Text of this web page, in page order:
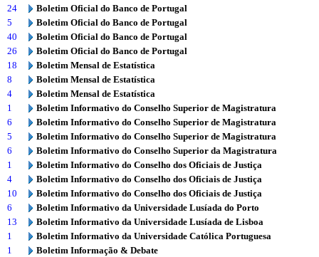
24
Boletim Oficial do Banco de Portugal
5
Boletim Oficial do Banco de Portugal
40
Boletim Oficial do Banco de Portugal
26
Boletim Oficial do Banco de Portugal
18
Boletim Mensal de Estatística
8
Boletim Mensal de Estatística
4
Boletim Mensal de Estatística
1
Boletim Informativo do Conselho Superior de Magistratura
6
Boletim Informativo do Conselho Superior de Magistratura
5
Boletim Informativo do Conselho Superior de Magistratura
6
Boletim Informativo do Conselho Superior da Magistratura
1
Boletim Informativo do Conselho dos Oficiais de Justiça
4
Boletim Informativo do Conselho dos Oficiais de Justiça
10
Boletim Informativo do Conselho dos Oficiais de Justiça
6
Boletim Informativo da Universidade Lusíada do Porto
13
Boletim Informativo da Universidade Lusíada de Lisboa
1
Boletim Informativo da Universidade Católica Portuguesa
1
Boletim Informação & Debate